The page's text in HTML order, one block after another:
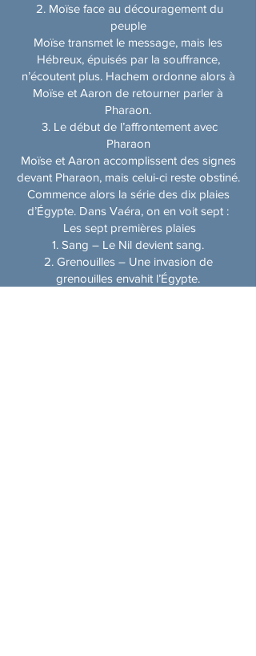
2. Moïse face au découragement du
peuple
Moïse transmet le message, mais les
Hébreux, épuisés par la souffrance,
n’écoutent plus. Hachem ordonne alors à
Moïse et Aaron de retourner parler à
Pharaon.
3. Le début de l’affrontement avec
Pharaon
Moïse et Aaron accomplissent des signes
devant Pharaon, mais celui-ci reste obstiné.
Commence alors la série des dix plaies
d’Égypte. Dans Vaéra, on en voit sept :
Les sept premières plaies
Sang – Le Nil devient sang.
Grenouilles – Une invasion de
grenouilles envahit l’Égypte.